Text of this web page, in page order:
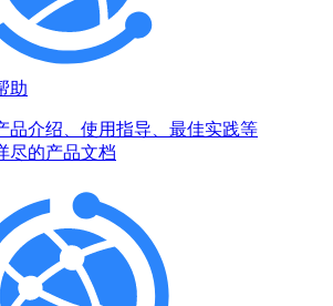
助
品介绍、使用指导、最佳实践等
尽的产品文档